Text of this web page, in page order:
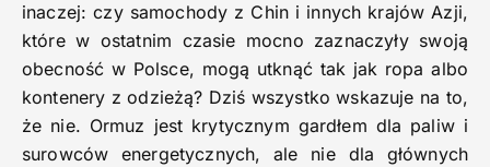
inaczej: czy samochody z Chin i innych krajów Azji,
które w ostatnim czasie mocno zaznaczyły swoją
obecność w Polsce, mogą utknąć tak jak ropa albo
kontenery z odzieżą? Dziś wszystko wskazuje na to,
że nie. Ormuz jest krytycznym gardłem dla paliw i
surowców energetycznych, ale nie dla głównych